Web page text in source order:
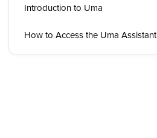
Introduction to Uma
How to Access the Uma Assistant